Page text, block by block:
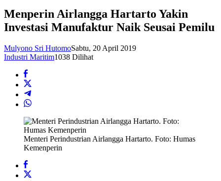
Menperin Airlangga Hartarto Yakin
Investasi Manufaktur Naik Seusai Pemilu
Mulyono Sri HutomoSabtu, 20 April 2019
Industri Maritim1038 Dilihat
Menteri Perindustrian Airlangga Hartarto. Foto: Humas
Kemenperin